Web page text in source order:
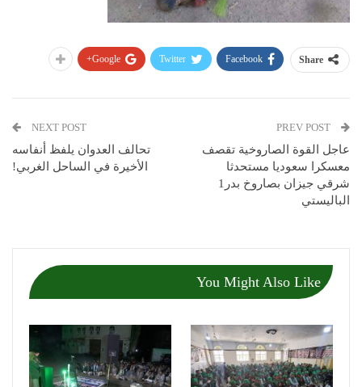
Share
Facebook
Twitter
Google+
عاجل القوة الصاروخية تقصف
معسكرا سعوديا مستحدثا
شرقي جيزان بصاروخ بدر1
الباليستي
NEXT POST
تحالف العدوان يلفظ أنفاسه
الأخيرة في الساحل الغربي!
You Might Also Like